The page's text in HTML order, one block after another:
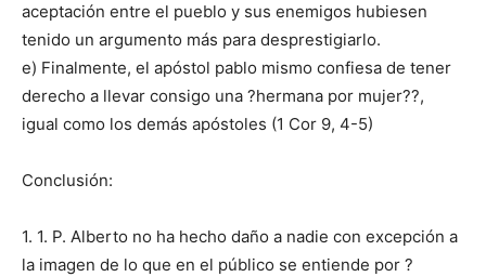
aceptación entre el pueblo y sus enemigos hubiesen
tenido un argumento más para desprestigiarlo.
e) Finalmente, el apóstol pablo mismo confiesa de tener
derecho a llevar consigo una ?hermana por mujer??,
igual como los demás apóstoles (1 Cor 9, 4-5)
Conclusión:
1. 1. P. Alberto no ha hecho daño a nadie con excepción a
la imagen de lo que en el público se entiende por ?